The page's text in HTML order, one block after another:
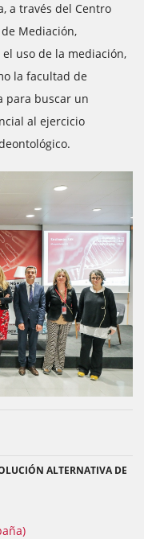
​​a través del Centro
Mediación,
uso de la mediación,
la facultad de
para buscar un
al ejercicio
ALTERNATIVA DE